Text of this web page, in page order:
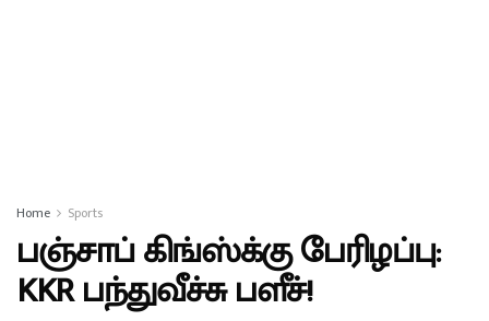
Home Sports
பஞ்சாப் கிங்ஸ்க்கு பேரிழப்பு:
KKR பந்துவீச்சு பளீச்!